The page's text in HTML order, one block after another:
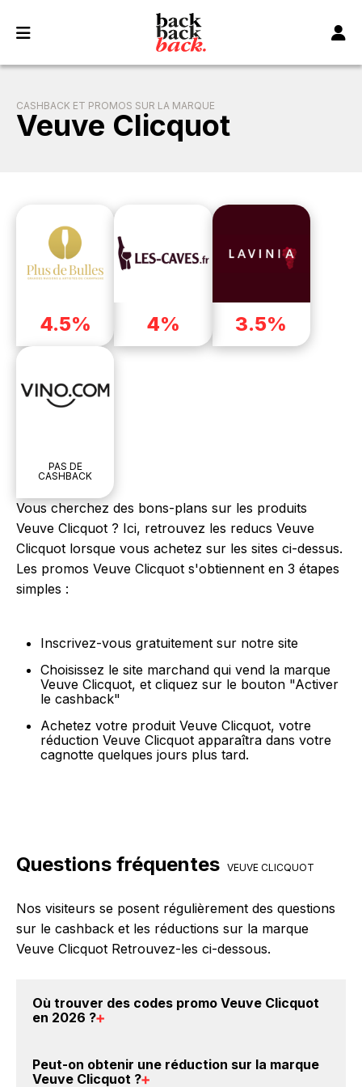
CASHBACK ET PROMOS SUR LA MARQUE
Veuve Clicquot
4.5% 4% 3.5%
PAS DE
CASHBACK
Vous cherchez des bons-plans sur les produits
Veuve Clicquot ? Ici, retrouvez les reducs Veuve
Clicquot lorsque vous achetez sur les sites ci-dessus.
Les promos Veuve Clicquot s'obtiennent en 3 étapes
simples :
Inscrivez-vous gratuitement sur notre site
Choisissez le site marchand qui vend la marque
Veuve Clicquot, et cliquez sur le bouton "Activer
le cashback"
Achetez votre produit Veuve Clicquot, votre
réduction Veuve Clicquot apparaîtra dans votre
cagnotte quelques jours plus tard.
Questions fréquentes VEUVE CLICQUOT
Nos visiteurs se posent régulièrement des questions
sur le cashback et les réductions sur la marque
Veuve Clicquot Retrouvez-les ci-dessous.
Où trouver des codes promo Veuve Clicquot
en 2026 ?
promo sur les produits Veuve Clicquot. Choisissez un
Peut-on obtenir une réduction sur la marque
Veuve Clicquot ?